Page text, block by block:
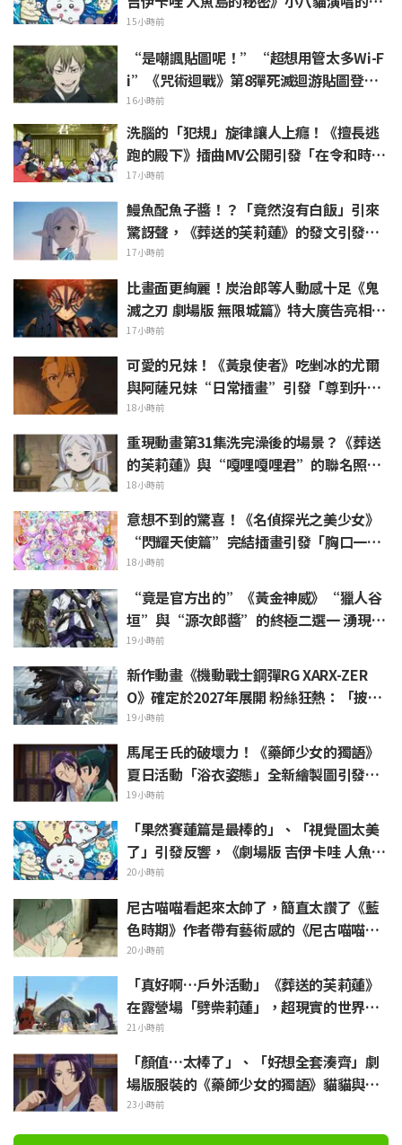
祥 PV 引發話題
15小時前
“是嘲諷貼圖呢！”“超想用管太多Wi-F
i”《咒術迴戰》第8彈死滅迴游貼圖登場
引發粉絲歡呼
16小時前
洗腦的「犯規」旋律讓人上癮！《擅長逃
跑的殿下》插曲MV公開引發「在令和時代
的歷史劇裡出角色歌」話題沸騰
17小時前
鰻魚配魚子醬！？「竟然沒有白飯」引來
驚訝聲，《葬送的芙莉蓮》的發文引發
「白燒真懂吃」的反響
17小時前
比畫面更絢麗！炭治郎等人動感十足《鬼
滅之刃 劇場版 無限城篇》特大廣告亮相池
袋引發熱烈反響
17小時前
可愛的兄妹！《黃泉使者》吃剉冰的尤爾
與阿薩兄妹“日常插畫”引發「尊到升
天」「根本是情侶吧」等熱烈聲浪
18小時前
重現動畫第31集洗完澡後的場景？《葬送
的芙莉蓮》與“嘎哩嘎哩君”的聯名照片
被熱議「好像把浴巾捲在頭髮上一樣」
18小時前
意想不到的驚喜！《名偵探光之美少女》
“閃耀天使篇”完結插畫引發「胸口一
緊」「感受到了製作組的愛」等熱烈反響
18小時前
“竟是官方出的”《黃金神威》“獵人谷
垣”與“源次郎醬”的終極二選一 湧現
「兩個都喜歡」的熱烈聲浪
19小時前
新作動畫《機動戰士鋼彈RG XARX-ZER
O》確定於2027年展開 粉絲狂熱：「披風
加上像野獸般的手臂！！」「主角機相當
帥氣」
19小時前
馬尾壬氏的破壞力！《藥師少女的獨語》
夏日活動「浴衣姿態」全新繪製圖引發
「心臟真的受不了一誰來救救我」、「應
該要刻成壁畫保存下來」
19小時前
「果然賽蓮篇是最棒的」、「視覺圖太美
了」引發反響，《劇場版 吉伊卡哇 人魚島
的秘密》於今日7月24日上映
20小時前
尼古喵喵看起來太帥了，簡直太讚了《藍
色時期》作者帶有藝術感的《尼古喵喵》
插畫引發「搞不好藝大真的會有人長這
樣」
20小時前
「真好啊…戶外活動」《葬送的芙莉蓮》
在露營場「劈柴莉蓮」，超現實的世界觀
引發「每天都很充實呢」的反響
21小時前
「顏值…太棒了」、「好想全套湊齊」劇
場版服裝的《藥師少女的獨語》貓貓與壬
氏化身精緻模型立體化
23小時前